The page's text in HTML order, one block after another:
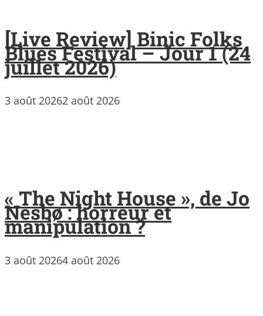
[Live Review] Binic Folks
Blues Festival – Jour 1 (24
juillet 2026)
3 août 20262 août 2026
« The Night House », de Jo
Nesbø : horreur et
manipulation ?
3 août 20264 août 2026